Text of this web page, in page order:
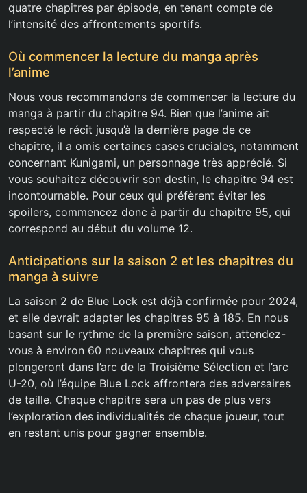
quatre chapitres par épisode, en tenant compte de
l’intensité des affrontements sportifs.
Où commencer la lecture du manga après
l’anime
Nous vous recommandons de commencer la lecture du
manga à partir du chapitre 94. Bien que l’anime ait
respecté le récit jusqu’à la dernière page de ce
chapitre, il a omis certaines cases cruciales, notamment
concernant Kunigami, un personnage très apprécié. Si
vous souhaitez découvrir son destin, le chapitre 94 est
incontournable. Pour ceux qui préfèrent éviter les
spoilers, commencez donc à partir du chapitre 95, qui
correspond au début du volume 12.
Anticipations sur la saison 2 et les chapitres du
manga à suivre
La saison 2 de Blue Lock est déjà confirmée pour 2024,
et elle devrait adapter les chapitres 95 à 185. En nous
basant sur le rythme de la première saison, attendez-
vous à environ 60 nouveaux chapitres qui vous
plongeront dans l’arc de la Troisième Sélection et l’arc
U-20, où l’équipe Blue Lock affrontera des adversaires
de taille. Chaque chapitre sera un pas de plus vers
l’exploration des individualités de chaque joueur, tout
en restant unis pour gagner ensemble.